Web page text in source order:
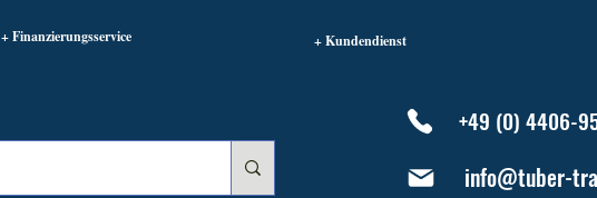
+ Finanzierungsservice + Kundendienst
+49 (0) 4406-
info@tuber-